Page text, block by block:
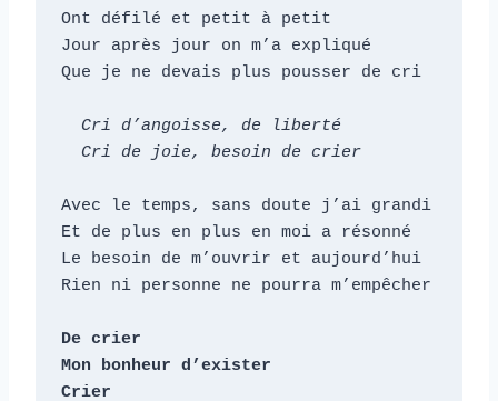
Ont défilé et petit à petit
Jour après jour on m’a expliqué
Que je ne devais plus pousser de cri
  Cri de joie, besoin de crier
Avec le temps, sans doute j’ai grandi
Et de plus en plus en moi a résonné
Le besoin de m’ouvrir et aujourd’hui
Rien ni personne ne pourra m’empêcher
De crier
Mon bonheur d’exister
Crier